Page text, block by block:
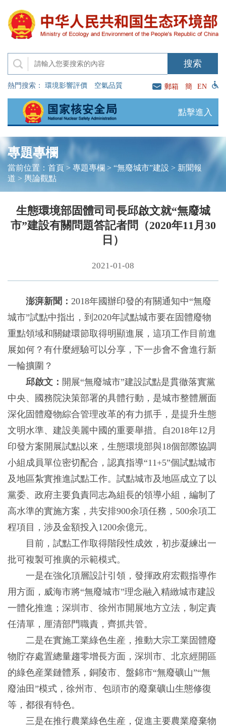
熱門搜索： 環境影響評價 空氣品質 郵箱 簡 EN
點擊進入
專題專欄
當前位置： 首頁> 專題專欄 > “無廢城市”建設 > 新聞報
道 > 輿論觀點
生態環境部固體司司長邱啟文就“無廢城
市”建設有關問題答記者問（2020年11月30
日）
2021-01-08
澎湃新聞： 2018年國辦印發的有關通知中“無廢
城市”試點中指出，到2020年試點城市要在固體廢物
重點領域和關鍵環節取得明顯進展，這項工作目前進
展如何？有什麼經驗可以分享，下一步會不會進行新
一輪擴圍？
邱啟文： 開展“無廢城市”建設試點是貫徹落實黨
中央、國務院決策部署的具體行動，是城市整體層面
深化固體廢物綜合管理改革的有力抓手，是提升生態
文明水準、建設美麗中國的重要舉措。自2018年12月
印發方案開展試點以來，生態環境部與18個部際協調
小組成員單位密切配合，認真指導“11+5”個試點城市
及地區紮實推進試點工作。試點城市及地區成立了以
黨委、政府主要負責同志為組長的領導小組，編制了
高水準的實施方案，共安排900余項任務，500余項工
程項目，涉及金額投入1200余億元。
目前，試點工作取得階段性成效，初步凝練出一
批可複製可推廣的示範模式。
一是在強化頂層設計引領，發揮政府宏觀指導作
用方面，威海市將“無廢城市”理念融入精緻城市建設
一體化推進；深圳市、徐州市開展地方立法，制定責
任清單，厘清部門職責，齊抓共管。
二是在實施工業綠色生産，推動大宗工業固體廢
物貯存處置總量趨零增長方面，深圳市、北京經開區
的綠色産業鏈體系，銅陵市、盤錦市“無廢礦山”“無
廢油田”模式，徐州市、包頭市的廢棄礦山生態修復
等，都很有特色。
三是在推行農業綠色生産，促進主要農業廢棄物